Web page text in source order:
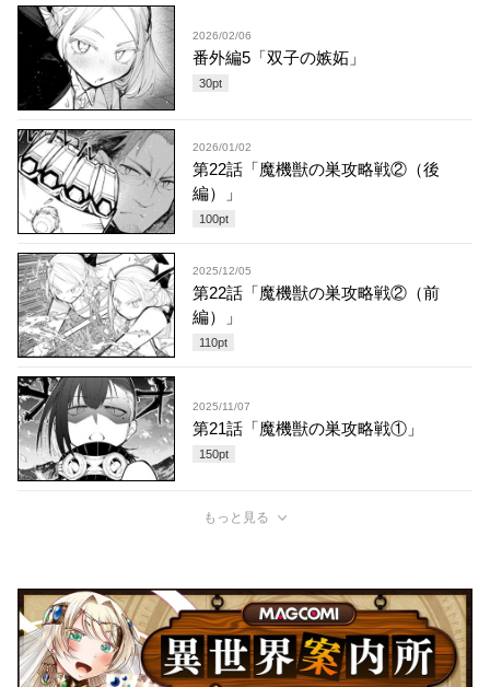
2026/02/06
番外編5「双子の嫉妬」
30pt
2026/01/02
第22話「魔機獣の巣攻略戦②（後
編）」
100pt
2025/12/05
第22話「魔機獣の巣攻略戦②（前
編）」
110pt
2025/11/07
第21話「魔機獣の巣攻略戦①」
150pt
もっと見る